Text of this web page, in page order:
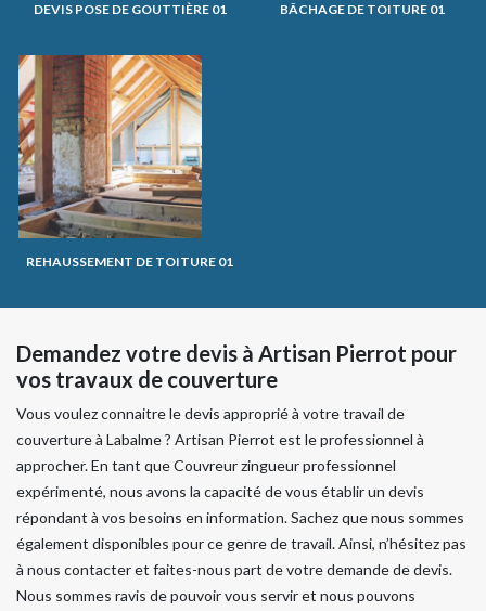
DEVIS POSE DE GOUTTIÈRE 01 BÂCHAGE DE TOITURE 01
REHAUSSEMENT DE TOITURE 01
Demandez votre devis à Artisan Pierrot pour
vos travaux de couverture
Vous voulez connaitre le devis approprié à votre travail de
couverture à Labalme ? Artisan Pierrot est le professionnel à
approcher. En tant que Couvreur zingueur professionnel
expérimenté, nous avons la capacité de vous établir un devis
répondant à vos besoins en information. Sachez que nous sommes
également disponibles pour ce genre de travail. Ainsi, n’hésitez pas
à nous contacter et faites-nous part de votre demande de devis.
Nous sommes ravis de pouvoir vous servir et nous pouvons